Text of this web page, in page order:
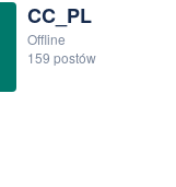
CC_PL
Offline
159 postów